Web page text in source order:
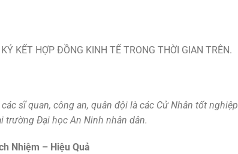
KẾT HỢP ĐỒNG KINH TẾ TRONG THỜI GIAN TRÊN.
sĩ quan, công an, quân đội là các Cử Nhân tốt nghiệp
trường Đại học An Ninh nhân dân.
Nhiệm – Hiệu Quả